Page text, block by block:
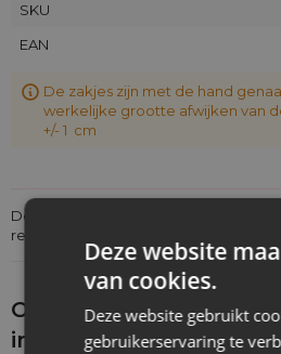
SKU
EAN
De zakjes zijn met de hand
werkelijke grootte afwijken van
+/- 1 cm
Details over de conformiteit van het
regelgeving:
Ontdek wat je nog
interesseren
Deze website
van cookies.
Deze website gebruikt
gebruikerservaring te